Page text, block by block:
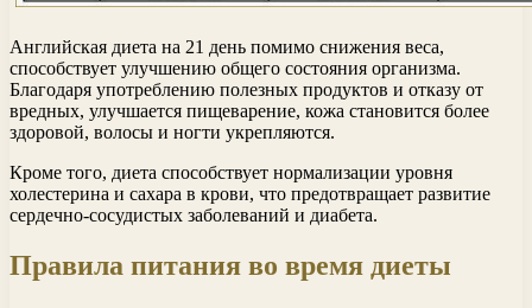
Английская диета на 21 день помимо снижения веса,
способствует улучшению общего состояния организма.
Благодаря употреблению полезных продуктов и отказу от
вредных, улучшается пищеварение, кожа становится более
здоровой, волосы и ногти укрепляются.
Кроме того, диета способствует нормализации уровня
холестерина и сахара в крови, что предотвращает развитие
сердечно-сосудистых заболеваний и диабета.
Правила питания во время диеты